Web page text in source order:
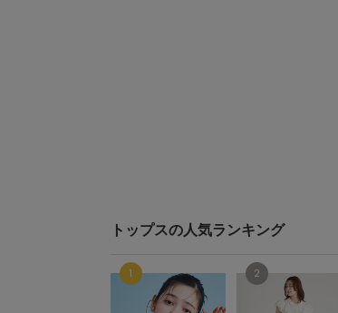
トップスの人気ランキング